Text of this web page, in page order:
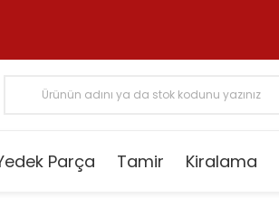
Parça Tamir Kiralama